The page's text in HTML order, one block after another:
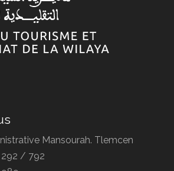
Mansourah. Tlemcen
292 / 792